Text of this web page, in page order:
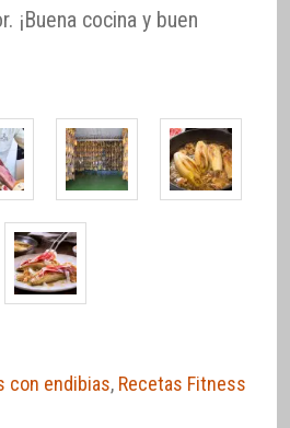
¡Buena cocina y buen
con endibias, Recetas Fitness